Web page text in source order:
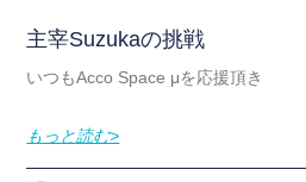
主宰Suzukaの挑戦
いつもAcco Space μを応援頂き
もっと読む>